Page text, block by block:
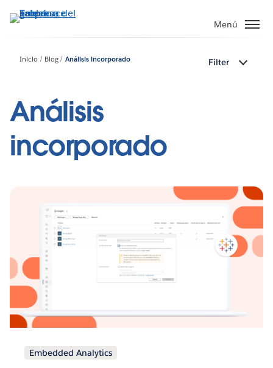
Menú
Inicio Blog Análisis incorporado Filter
Análisis
incorporado
Embedded Analytics